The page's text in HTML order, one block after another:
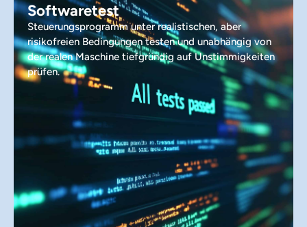
Softwaretest
Steuerungsprogramm unter realistischen, aber
risikofreien Bedingungen testen und unabhängig von
der realen Maschine tiefgründig auf Unstimmigkeiten
prüfen.